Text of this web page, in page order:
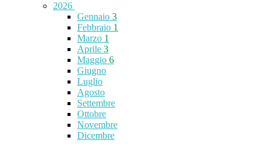
2026
Gennaio 3
Febbraio 1
Marzo 1
Aprile 3
Maggio 6
Giugno
Luglio
Agosto
Settembre
Ottobre
Novembre
Dicembre